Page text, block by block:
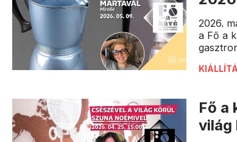
2026.
a Fő a
Fő a
világ